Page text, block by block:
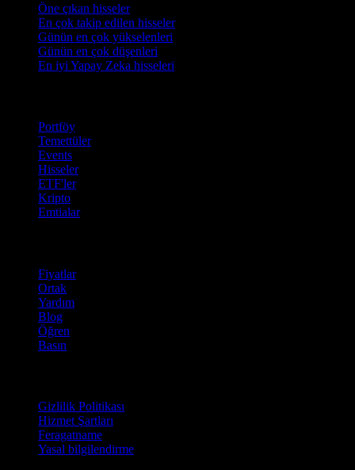
Öne çıkan hisseler
En çok takip edilen hisseler
Günün en çok yükselenleri
Günün en çok düşenleri
En iyi Yapay Zeka hisseleri
Portföy
Temettüler
Events
Hisseler
ETF'ler
Kripto
Emtialar
Fiyatlar
Ortak
Yardım
Blog
Öğren
Basın
Gizlilik Politikası
Hizmet Şartları
Feragatname
Yasal bilgilendirme